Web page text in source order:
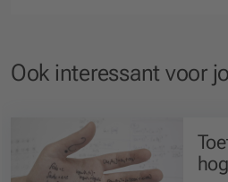
Ook interessant voor